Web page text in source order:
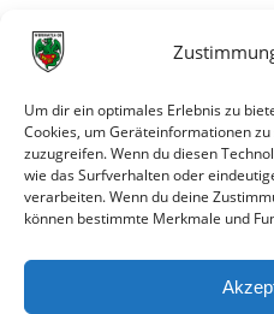
Um dir ein optimales Erlebnis zu
Cookies, um Geräteinformationen
zuzugreifen. Wenn du diesen
wie das Surfverhalten oder
verarbeiten. Wenn du deine
können bestimmte Merkmale und
30. Juli 2026
28. Juli 2026
Neuer Rückensponsor
28. Juli 2026
Neue Podcast-Folge: So tickt
Eindrücke vom Stadionfest
27. Juli 2026